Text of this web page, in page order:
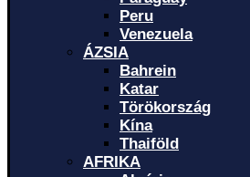
Peru
Venezuela
ÁZSIA
Bahrein
Katar
Törökország
Kína
Thaiföld
AFRIKA